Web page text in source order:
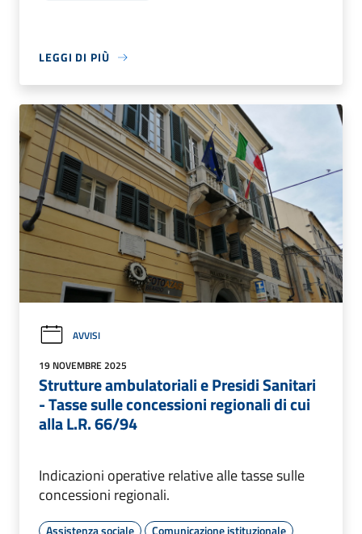
LEGGI DI PIÙ
AVVISI
19 NOVEMBRE 2025
Strutture ambulatoriali e Presidi Sanitari
- Tasse sulle concessioni regionali di cui
alla L.R. 66/94
Indicazioni operative relative alle tasse sulle
concessioni regionali.
Assistenza sociale Comunicazione istituzionale